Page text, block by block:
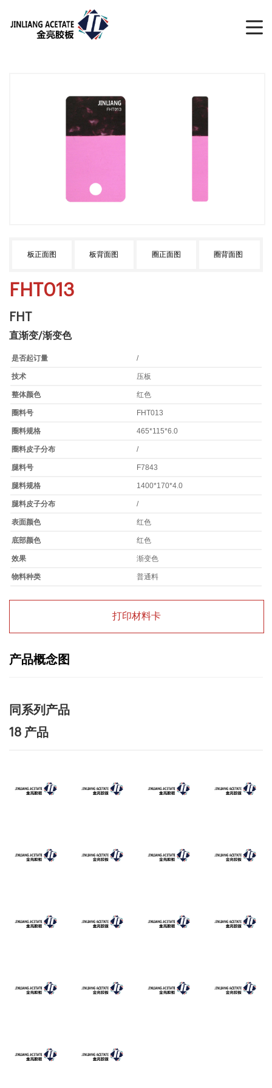
板正面图 板背面图 圈正面图 圈背面图
FHT013
FHT
直渐变/渐变色
是否起订量 /
技术 压板
整体颜色 红色
圈料号 FHT013
圈料规格 465*115*6.0
圈料皮子分布 /
腿料号 F7843
腿料规格 1400*170*4.0
腿料皮子分布 /
表面颜色 红色
底部颜色 红色
效果 渐变色
物料种类 普通料
打印材料卡
产品概念图
同系列产品
18 产品